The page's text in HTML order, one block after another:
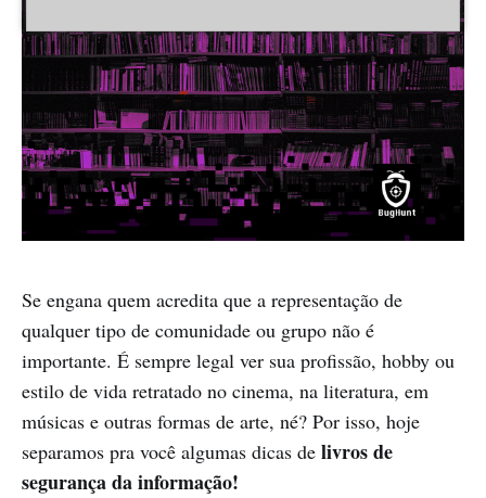
Se engana quem acredita que a representação de
qualquer tipo de comunidade ou grupo não é
importante. É sempre legal ver sua profissão, hobby ou
estilo de vida retratado no cinema, na literatura, em
músicas e outras formas de arte, né? Por isso, hoje
separamos pra você algumas dicas de livros de
segurança da informação!